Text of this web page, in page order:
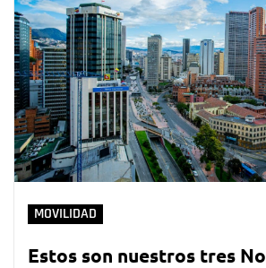
MOVILIDAD
Estos son nuestros tres No